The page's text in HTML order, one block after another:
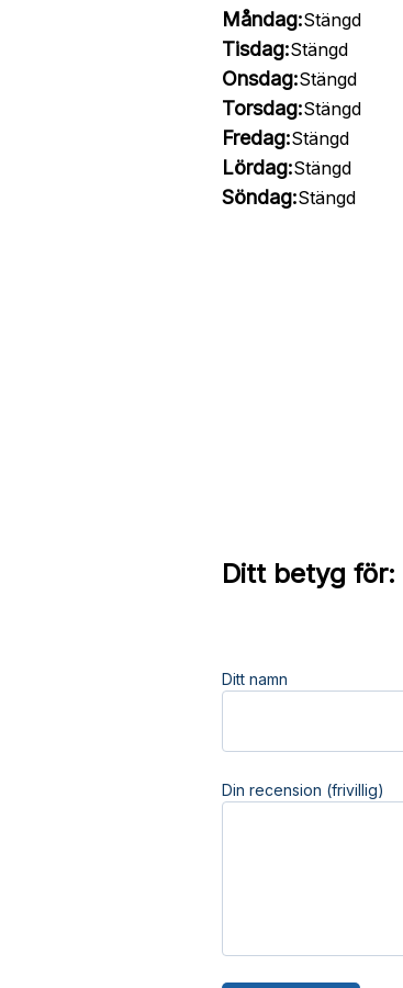
Måndag:Stängd
Tisdag:Stängd
Onsdag:Stängd
Torsdag:Stängd
Fredag:Stängd
Lördag:Stängd
Söndag:Stängd
Ditt betyg för:
Ditt namn
Din recension (frivillig)